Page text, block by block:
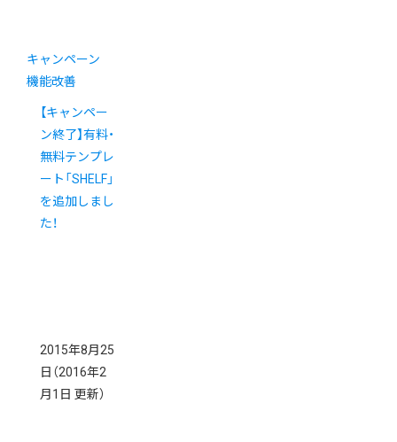
キャンペーン
機能改善
【キャンペー
ン終了】有料・
無料テンプレ
ート「SHELF」
を追加しまし
た！
2015年8月25
日 （2016年2
月1日 更新）